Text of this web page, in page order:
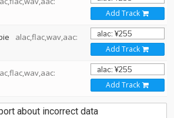
Add Track
alac,flac,wav,aac:
Add Track
Add Track
about incorrect data